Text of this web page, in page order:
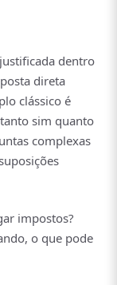
dentro
direta
clássico é
sim quanto
complexas
impostos?
o que pode